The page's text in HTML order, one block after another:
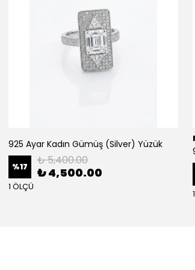
925 Ayar Kadın Gümüş (Silver) Yüzük
%17 ₺ 5,400.00
₺ 4,500.00
1 ÖLÇÜ